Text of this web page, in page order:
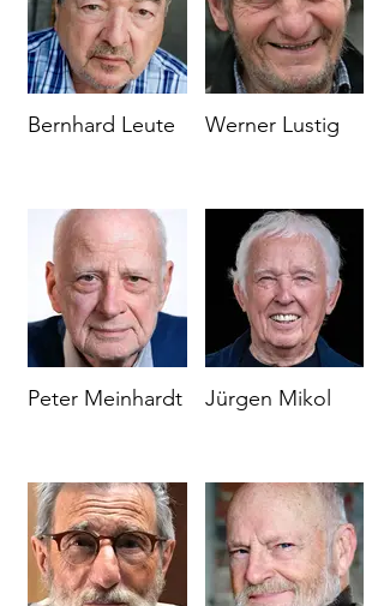
Bernhard Leute Werner Lustig
Peter Meinhardt Jürgen Mikol